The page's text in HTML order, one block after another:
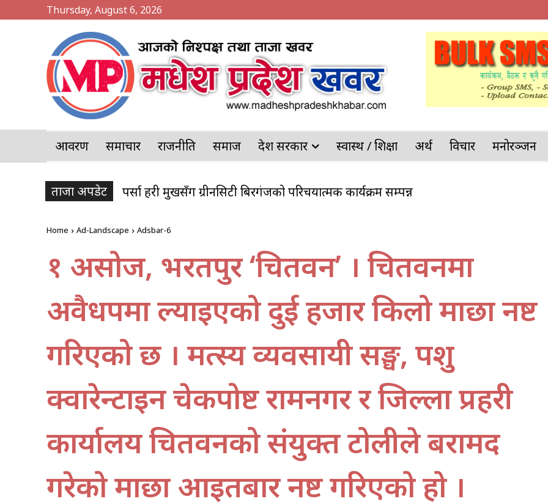
Thursday, August 6, 2026
आवरण समाचार राजनीति समाज प्रदेश सरकार स्वास्थ / शिक्षा अर्थ विचार मनोरञ्जन
ताजा अपडेट पर्सा प्रहरी प्रमुखसँग ग्रीनसिटी बिरगंजको परिचयात्मक कार्यक्रम सम्पन्न
Home Ad-Landscape Adsbar-6
१ असोज, भरतपुर ‘चितवन’ । चितवनमा
अवैधरूपमा ल्याइएको दुई हजार किलो माछा नष्ट
गरिएको छ । मत्स्य व्यवसायी सङ्घ, पशु
क्वारेन्टाइन चेकपोष्ट रामनगर र जिल्ला प्रहरी
कार्यालय चितवनको संयुक्त टोलीले बरामद
गरेको माछा आइतबार नष्ट गरिएको हो ।